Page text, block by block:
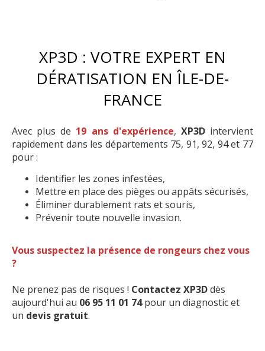
XP3D : VOTRE EXPERT EN
DÉRATISATION EN ÎLE-DE-
FRANCE
Avec plus de 19 ans d'expérience, XP3Dintervient
rapidement dans les départements 75, 91, 92, 94 et 77
pour :
Identifier les zones infestées,
Mettre en place des pièges ou appâts sécurisés,
Éliminer durablement rats et souris,
Prévenir toute nouvelle invasion.
Vous suspectez la présence de rongeurs chez vous
?
Ne prenez pas de risques ! Contactez XP3Ddès
aujourd'hui au 06 95 11 01 74pour un diagnostic et
un devis gratuit.